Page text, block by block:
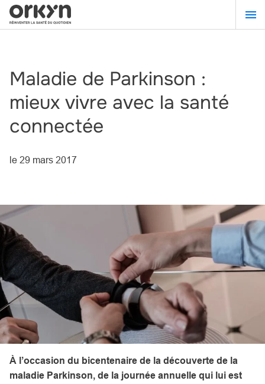
Aller
au
Maladie de Parkinson :
mieux vivre avec la santé
connectée
le 29 mars 2017
À l’occasion du bicentenaire de la découverte de la
maladie Parkinson, de la journée annuelle qui lui est